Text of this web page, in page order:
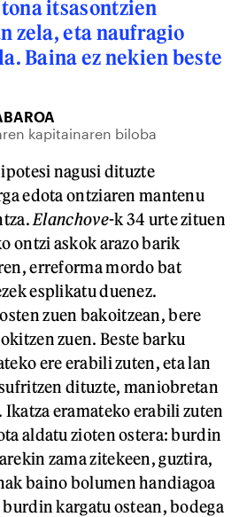
itsasontzien
zela, eta naufragio
Baina ez nekien beste
kapitainaren biloba
nagusi dituzte
edota ontziaren mantenu
Elanchove-k 34 urte zituen
ontzi askok arazo barik
erreforma mordo bat
esplikatu duenez.
zuen bakoitzean, bere
zuen. Beste barku
ere erabili zuten, eta lan
dituzte, maniobretan
eramateko erabili zuten
aldatu zioten ostera: burdin
zama zitekeen, guztira,
baino bolumen handiagoa
kargatu ostean, bodega